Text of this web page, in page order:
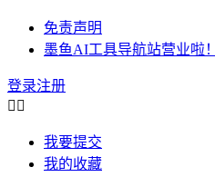
免责声明
墨鱼AI工具导航站营业啦！
登录注册
 
我要提交
我的收藏